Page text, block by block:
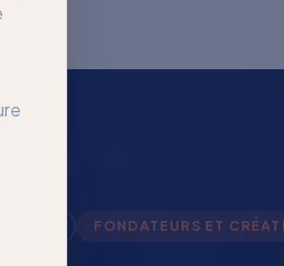
FONDATEURS ET